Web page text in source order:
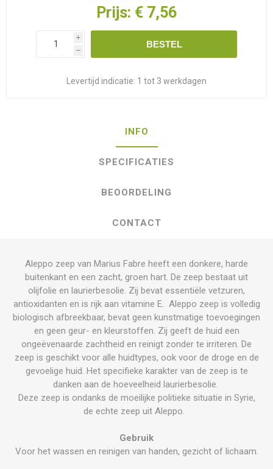
Prijs: € 7,56
i
h
BESTEL
Levertijd indicatie: 1 tot 3 werkdagen
INFO
SPECIFICATIES
BEOORDELING
CONTACT
Aleppo zeep van Marius Fabre heeft een donkere, harde
buitenkant en een zacht, groen hart. De zeep bestaat uit
olijfolie en laurierbesolie. Zij bevat essentiële vetzuren,
antioxidanten en is rijk aan vitamine E. Aleppo zeep is volledig
biologisch afbreekbaar, bevat geen kunstmatige toevoegingen
en geen geur- en kleurstoffen. Zij geeft de huid een
ongeëvenaarde zachtheid en reinigt zonder te irriteren. De
zeep is geschikt voor alle huidtypes, ook voor de droge en de
gevoelige huid. Het specifieke karakter van de zeep is te
danken aan de hoeveelheid laurierbesolie.
Deze zeep is ondanks de moeilijke politieke situatie in Syrie,
de echte zeep uit Aleppo.
Gebruik
Voor het wassen en reinigen van handen, gezicht of lichaam.